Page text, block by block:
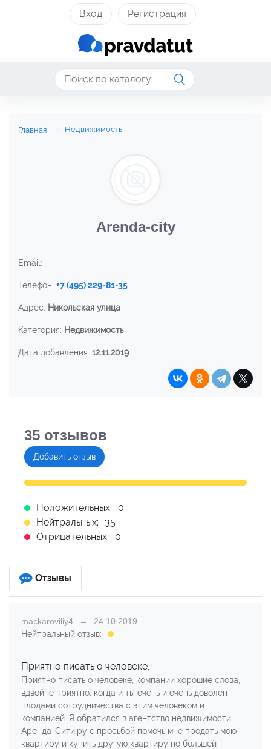
Вход Регистрация
Главная Недвижимость
Arenda-city
Email:
Телефон: +7 (495) 229-81-35
Адрес: Никольская улица
Категория: Недвижимость
Дата добавления: 12.11.2019
35 отзывов
Добавить отзыв
Положительных:
0
Нейтральных:
35
Отрицательных:
0
Отзывы
mackaroviliy4
24.10.2019
Нейтральный отзыв:
Приятно писать о человеке,
Приятно писать о человеке, компании хорошие слова,
вдвойне приятно, когда и ты очень и очень доволен
плодами сотрудничества с этим человеком и
компанией. Я обратился в агентство недвижимости
Аренда-Сити.ру с просьбой помочь мне продать мою
квартиру и купить другую квартиру но большей